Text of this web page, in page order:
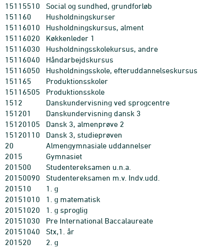
15115510
Social og sundhed, grundforløb
151160
Husholdningskurser
15116010
Husholdningskursus, alment
15116020
Køkkenleder 1
15116030
Husholdningsskolekursus, andre
15116040
Håndarbejdskursus
15116050
Husholdningsskole, efteruddannelseskursus
151165
Produktionsskoler
15116505
Produktionsskole
1512
Danskundervisning ved sprogcentre
151201
Danskundervisning dansk 3
15120105
Dansk 3, almenprøve 2
15120110
Dansk 3, studieprøven
20
Almengymnasiale uddannelser
2015
Gymnasiet
201500
Studentereksamen u.n.a.
20150090
Studentereksamen m.v. Indv.udd.
201510
1. g
20151010
1. g matematisk
20151020
1. g sproglig
20151030
Pre International Baccalaureate
20151040
Stx,1. år
201520
2. g